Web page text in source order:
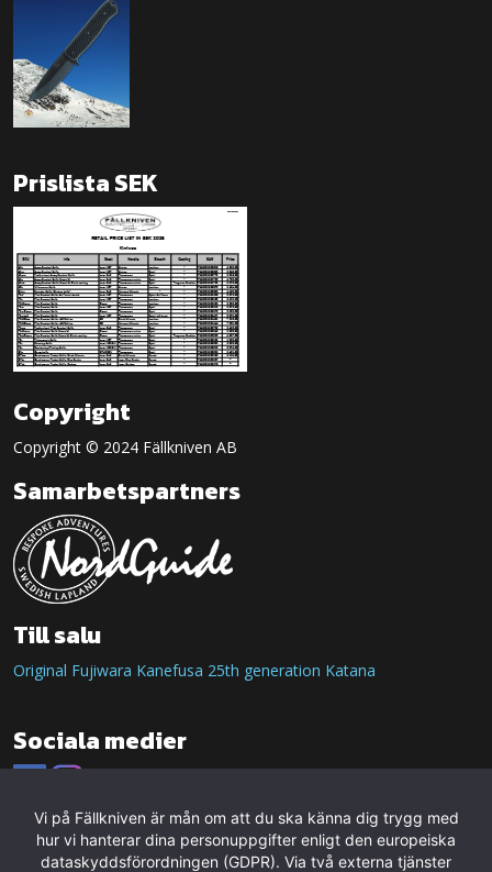
Prislista SEK
Copyright
Copyright © 2024 Fällkniven AB
Samarbetspartners
Till salu
Original Fujiwara Kanefusa 25th generation Katana
Sociala medier
Vi på Fällkniven är mån om att du ska känna dig trygg med
hur vi hanterar dina personuppgifter enligt den europeiska
dataskyddsförordningen (GDPR). Via två externa tjänster